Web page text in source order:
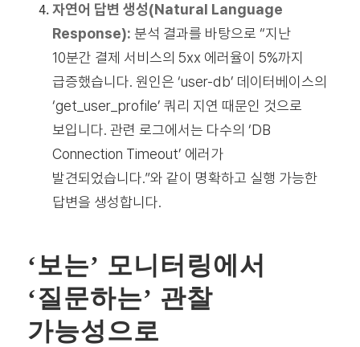
자연어 답변 생성(Natural Language
Response): 분석 결과를 바탕으로 “지난
10분간 결제 서비스의 5xx 에러율이 5%까지
급증했습니다. 원인은 ‘user-db’ 데이터베이스의
‘get_user_profile’ 쿼리 지연 때문인 것으로
보입니다. 관련 로그에서는 다수의 ‘DB
Connection Timeout’ 에러가
발견되었습니다.”와 같이 명확하고 실행 가능한
답변을 생성합니다.
‘보는’ 모니터링에서
‘질문하는’ 관찰
가능성으로